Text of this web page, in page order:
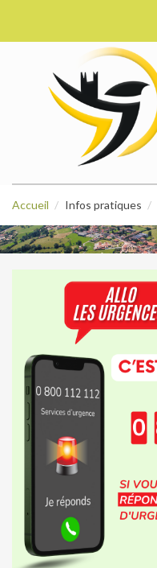
Accueil Infos pratiques